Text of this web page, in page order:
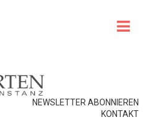
NEWSLETTER ABONNIEREN
KONTAKT